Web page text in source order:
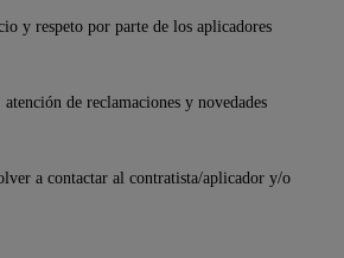
y respeto por parte de los aplicadores
de reclamaciones y novedades
a contactar al contratista/aplicador y/o